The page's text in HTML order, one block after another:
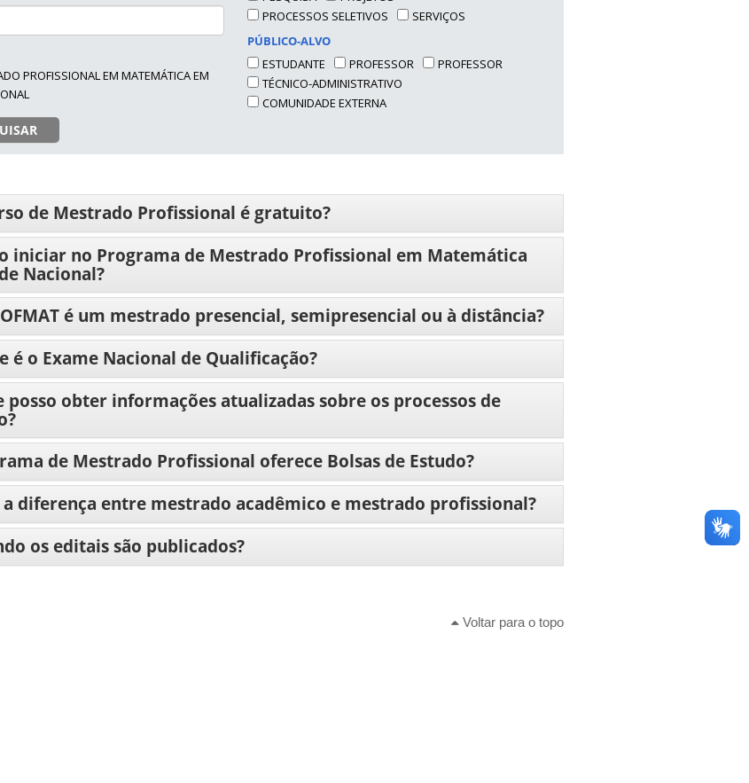
PROFISSIONAL EM MATEMÁTICA EM
PROCESSOS SELETIVOS
SERVIÇOS
PÚBLICO-ALVO
ESTUDANTE
PROFESSOR
PROFESSOR
TÉCNICO-ADMINISTRATIVO
COMUNIDADE EXTERNA
de Mestrado Profissional é gratuito?
iniciar no Programa de Mestrado Profissional em Matemática
Nacional?
é um mestrado presencial, semipresencial ou à distância?
é o Exame Nacional de Qualificação?
posso obter informações atualizadas sobre os processos de
de Mestrado Profissional oferece Bolsas de Estudo?
diferença entre mestrado acadêmico e mestrado profissional?
os editais são publicados?
Voltar para o topo